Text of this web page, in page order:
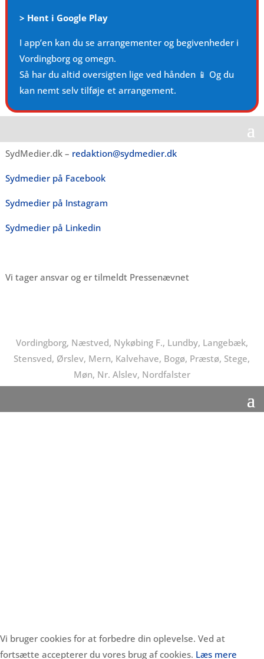
> Hent i Google Play
I app’en kan du se arrangementer og begivenheder i
Vordingborg og omegn.
Så har du altid oversigten lige ved hånden 📱 Og du
kan nemt selv tilføje et arrangement.
SydMedier.dk – redaktion@sydmedier.dk
Sydmedier på Facebook
Sydmedier på Instagram
Sydmedier på Linkedin
Vi tager ansvar og er tilmeldt Pressenævnet
Vordingborg, Næstved, Nykøbing F., Lundby, Langebæk,
Stensved, Ørslev, Mern, Kalvehave, Bogø, Præstø, Stege,
Møn, Nr. Alslev, Nordfalster
Vi bruger cookies for at forbedre din oplevelse. Ved at
fortsætte accepterer du vores brug af cookies. Læs mere